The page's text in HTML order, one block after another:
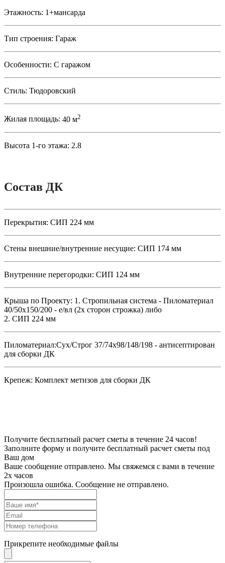
Этажность: 1+мансарда
Тип строения: Гараж
Особенности: С гаражом
Стиль: Тюдоровский
Жилая площадь: 40 м2
Высота 1-го этажа: 2.8
Состав ДК
Перекрытия: СИП 224 мм
Стены внешние/внутренние несущие: СИП 174 мм
Внутренние перегородки: СИП 124 мм
Крыша по Проекту: 1. Стропильная система - Пиломатериал
40/50х150/200 - е/вл (2х сторон строжка) либо
2. СИП 224 мм
Пиломатериал:Сух/Строг 37/74х98/148/198 - антисептирован
для сборки ДК
Крепеж: Комплект метизов для сборки ДК
Получите бесплатный расчет сметы в течение 24 часов!
Заполните форму и получите бесплатный расчет сметы под
Ваш дом
Ваше сообщение отправлено. Мы свяжемся с вами в течение
2х часов
Произошла ошибка. Сообщение не отправлено.
Прикрепите необходимые файлы